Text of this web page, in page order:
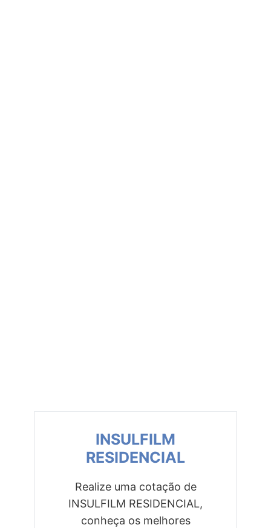
INSULFILM
RESIDENCIAL
Realize uma cotação de
INSULFILM RESIDENCIAL,
conheça os melhores